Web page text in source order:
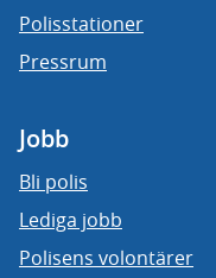
Polisstationer
Pressrum
Jobb
Bli polis
Lediga jobb
Polisens volontärer